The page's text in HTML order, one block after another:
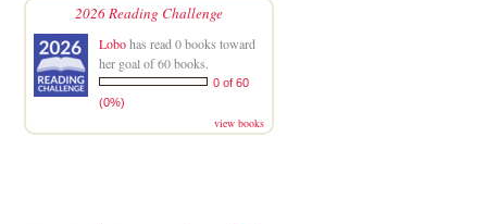
2026 Reading Challenge
Lobohas read 0 books toward
her goal of 60 books.
0 of 60
(0%)
view books